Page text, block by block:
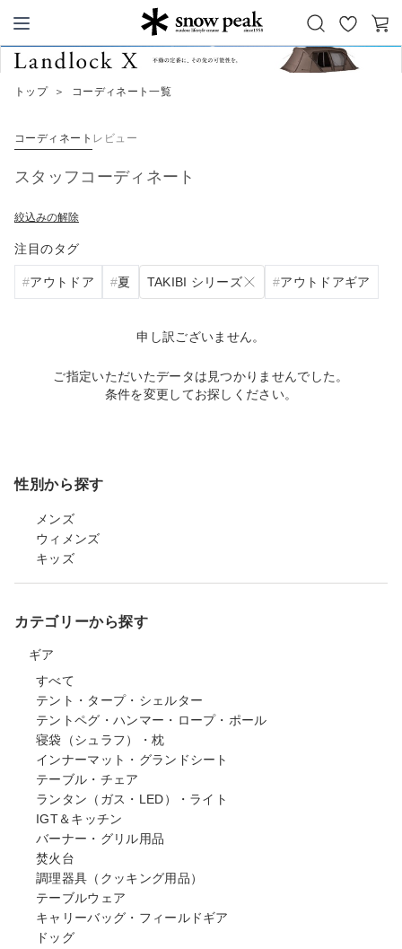
Snow Peak
お
気
カ
トップ ＞ コーディネート一覧
コーディネート レビュー
スタッフコーディネート
絞込みの解除
注目のタグ
アウトドア 夏 TAKIBI シリーズ アウトドアギア
申し訳ございません。
ご指定いただいたデータは見つかりませんでした。
条件を変更してお探しください。
性別から探す
メンズ
ウィメンズ
キッズ
カテゴリーから探す
ギア
すべて
テント・タープ・シェルター
テントペグ・ハンマー・ロープ・ポール
寝袋（シュラフ）・枕
インナーマット・グランドシート
テーブル・チェア
ランタン（ガス・LED）・ライト
IGT＆キッチン
バーナー・グリル用品
焚火台
調理器具（クッキング用品）
テーブルウェア
キャリーバッグ・フィールドギア
ドッグ